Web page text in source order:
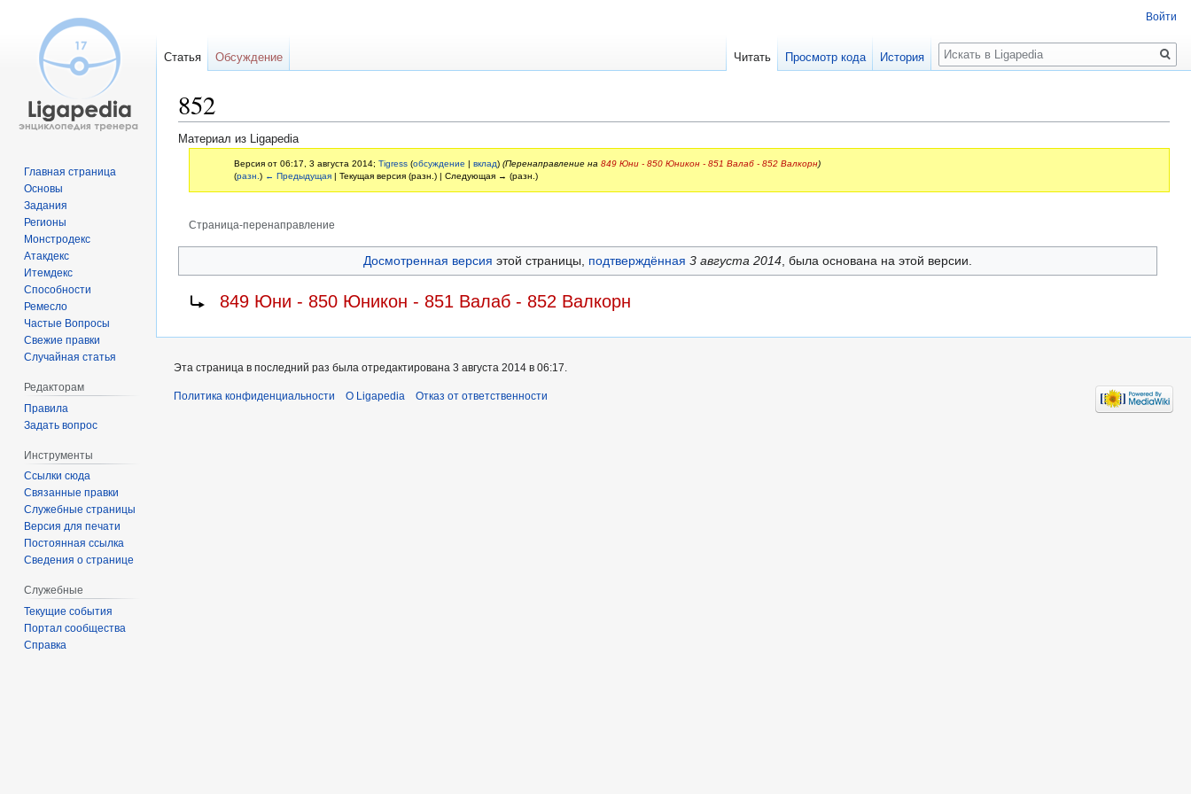
852
Материал из Ligapedia
Версия от 06:17, 3 августа 2014; Tigress (обсуждение | вклад) (Перенаправление на 849 Юни - 850 Юникон - 851 Валаб - 852 Валкорн)
(разн. ) ← Предыдущая| Текущая версия (разн.) | Следующая → (разн.)
Страница-перенаправление
к
навигации
к
поиску
Досмотренная версия этой страницы, подтверждённая 3 августа 2014 , была основана на этой версии.
849 Юни - 850 Юникон - 851 Валаб - 852 Валкорн
Войти
Статья Обсуждение Читать Просмотр кода История
Поиск
Главная страница
Основы
Задания
Регионы
Монстродекс
Атакдекс
Итемдекс
Способности
Ремесло
Частые Вопросы
Свежие правки
Случайная статья
Редакторам
Правила
Задать вопрос
Инструменты
Ссылки сюда
Связанные правки
Служебные страницы
Версия для печати
Постоянная ссылка
Сведения о странице
Служебные
Текущие события
Портал сообщества
Справка
Эта страница в последний раз была отредактирована 3 августа 2014 в 06:17.
Политика конфиденциальности О Ligapedia Отказ от ответственности